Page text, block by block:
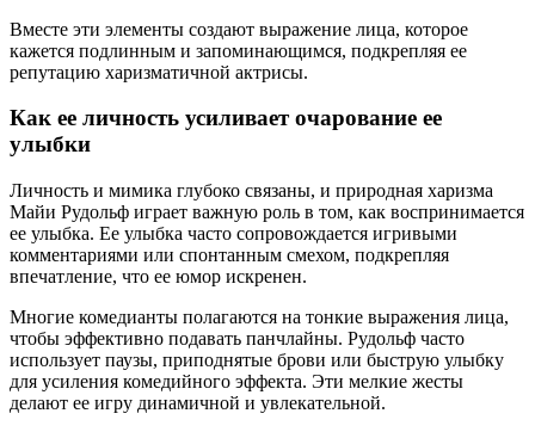
Вместе эти элементы создают выражение лица, которое
кажется подлинным и запоминающимся, подкрепляя ее
репутацию харизматичной актрисы.
Как ее личность усиливает очарование ее
улыбки
Личность и мимика глубоко связаны, и природная харизма
Майи Рудольф играет важную роль в том, как воспринимается
ее улыбка. Ее улыбка часто сопровождается игривыми
комментариями или спонтанным смехом, подкрепляя
впечатление, что ее юмор искренен.
Многие комедианты полагаются на тонкие выражения лица,
чтобы эффективно подавать панчлайны. Рудольф часто
использует паузы, приподнятые брови или быструю улыбку
для усиления комедийного эффекта. Эти мелкие жесты
делают ее игру динамичной и увлекательной.